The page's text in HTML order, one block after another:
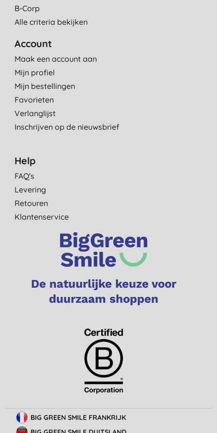
B-Corp
Alle criteria bekijken
Account
Maak een account aan
Mijn profiel
Mijn bestellingen
Favorieten
Verlanglijst
Inschrijven op de nieuwsbrief
Help
FAQ's
Levering
Retouren
Klantenservice
De natuurlijke keuze voor
duurzaam shoppen
BIG GREEN SMILE FRANKRIJK